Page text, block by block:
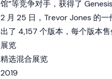
馆”等竞争对手，获得了 Genesis
2 月 25 日，Trevor Jones 的一
出了 4,157 个版本，每个版本
展览
精选混合展览
2019